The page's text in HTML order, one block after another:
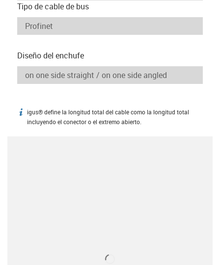
Tipo de cable de bus
Diseño del enchufe
igus-icon-info
igus® define la longitud total del cable como la longitud total
incluyendo el conector o el extremo abierto.